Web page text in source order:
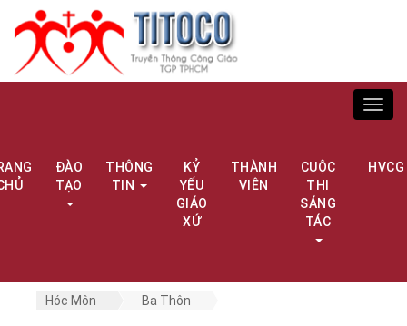
ĐÀO
TẠO
THÔNG
TIN
KỶ
YẾU
GIÁO
XỨ
THÀNH
VIÊN
CUỘC
THI
SÁNG
TÁC
HVCG
Hóc Môn Ba Thôn